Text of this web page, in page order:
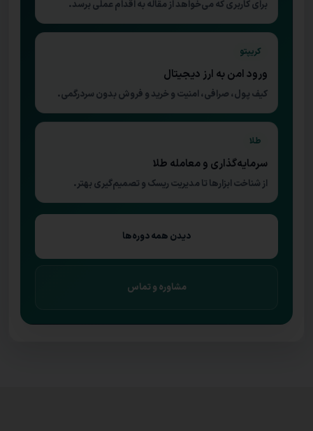
برای کاربری که می‌خواهد از مقاله به اقدام عملی برسد.
کریپتو
ورود امن به ارز دیجیتال
کیف پول، صرافی، امنیت و خرید و فروش بدون سردرگمی.
طلا
سرمایه‌گذاری و معامله طلا
از شناخت ابزارها تا مدیریت ریسک و تصمیم‌گیری بهتر.
دیدن همه دوره‌ها
مشاوره و تماس